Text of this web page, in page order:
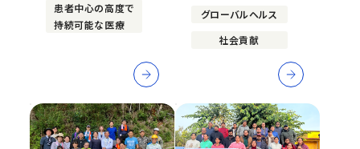
患者中心の高度で
持続可能な医療
グローバルヘルス
社会貢献